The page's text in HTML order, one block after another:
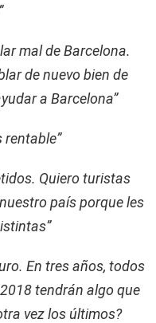
mal de Barcelona.
de nuevo bien de
a Barcelona”
rentable”
Quiero turistas
país porque les
En tres años, todos
tendrán algo que
vez los últimos?